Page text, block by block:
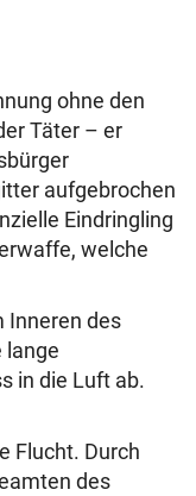
ohne den
Täter – er
aufgebrochen
Eindringling
welche
Inneren des
lange
in die Luft ab.
Flucht. Durch
des